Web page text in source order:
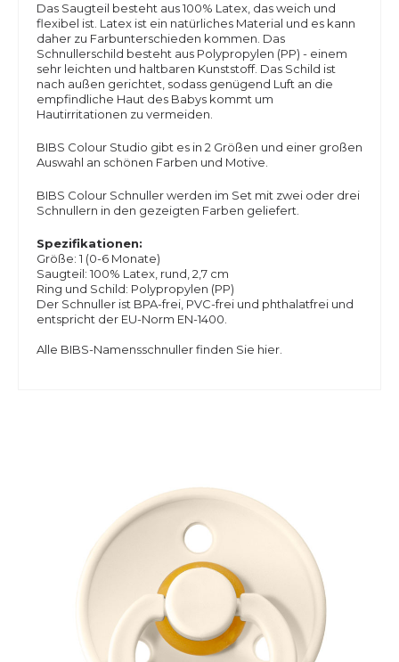
Das Saugteil besteht aus 100% Latex, das weich und
flexibel ist. Latex ist ein natürliches Material und es kann
daher zu Farbunterschieden kommen. Das
Schnullerschild besteht aus Polypropylen (PP) - einem
sehr leichten und haltbaren Kunststoff. Das Schild ist
nach außen gerichtet, sodass genügend Luft an die
empfindliche Haut des Babys kommt um
Hautirritationen zu vermeiden.
BIBS Colour Studio gibt es in 2 Größen und einer großen
Auswahl an schönen Farben und Motive.
BIBS Colour Schnuller werden im Set mit zwei oder drei
Schnullern in den gezeigten Farben geliefert.
Spezifikationen:
Größe: 1 (0-6 Monate)
Saugteil: 100% Latex, rund, 2,7 cm
Ring und Schild: Polypropylen (PP)
Der Schnuller ist BPA-frei, PVC-frei und phthalatfrei und
entspricht der EU-Norm EN-1400.
Alle BIBS-Namensschnuller finden Sie hier.